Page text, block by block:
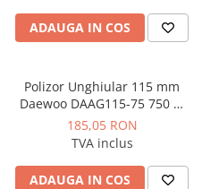
ADAUGA IN COS
Polizor Unghiular 115 mm
Daewoo DAAG115-75 750 W
11.000 rpm
185,05 RON
TVA inclus
ADAUGA IN COS